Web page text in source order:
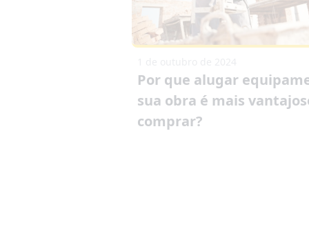
Por que alugar
sua obra é mais
comprar?